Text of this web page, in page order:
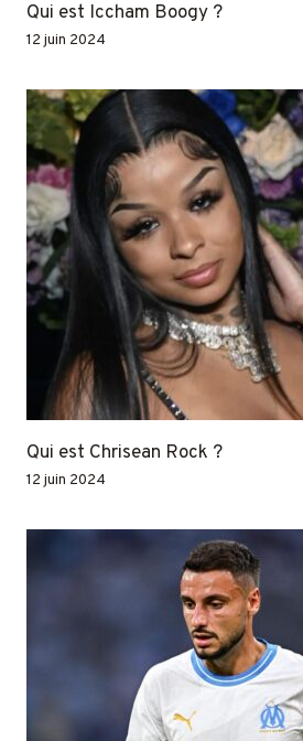
Qui est Iccham Boogy ?
12 juin 2024
Qui est Chrisean Rock ?
12 juin 2024